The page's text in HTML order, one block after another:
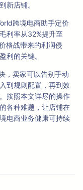
新店铺。
跨境电商助手定价
利率从32%提升至
格战带来的利润侵
利的关键。
，卖家可以告别手动
到规则配置，再到效
按照本文详尽的操作
各种难题，让店铺在
电商业务健康可持续